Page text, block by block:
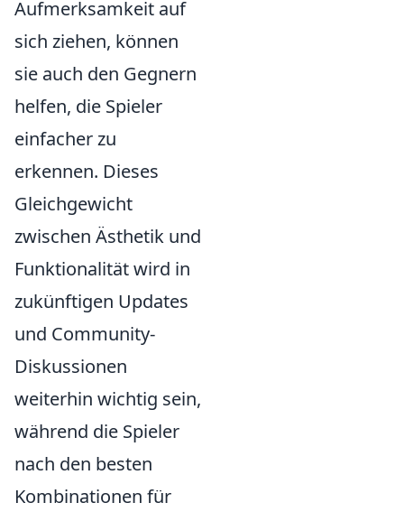
Aufmerksamkeit auf
sich ziehen, können
sie auch den Gegnern
helfen, die Spieler
einfacher zu
erkennen. Dieses
Gleichgewicht
zwischen Ästhetik und
Funktionalität wird in
zukünftigen Updates
und Community-
Diskussionen
weiterhin wichtig sein,
während die Spieler
nach den besten
Kombinationen für